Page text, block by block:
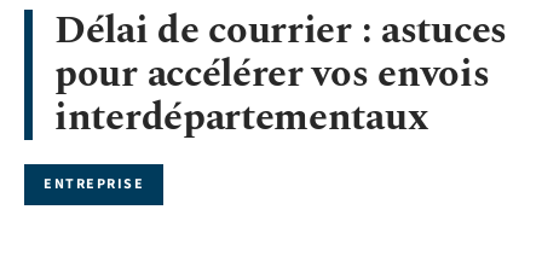
Délai de courrier : astuces
pour accélérer vos envois
interdépartementaux
ENTREPRISE